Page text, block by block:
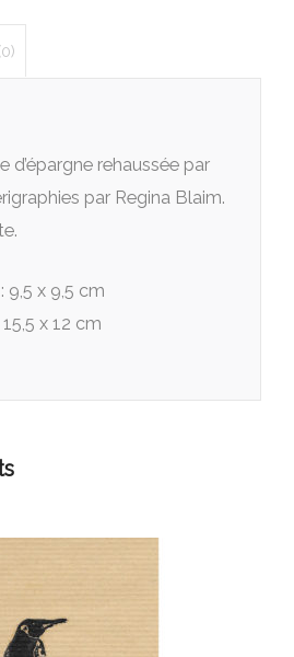
d’épargne rehaussée par
par Regina Blaim.
9,5 x 9,5 cm
x 12 cm